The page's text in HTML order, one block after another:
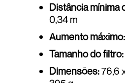
Distância mínima
0,34 m
Aumento máximo:
Tamanho do filtro:
Dimensões:76,6